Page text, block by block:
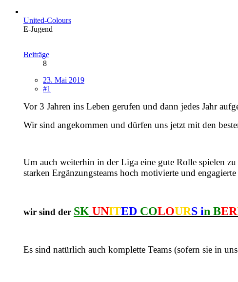
United-Colours
E-Jugend
Beiträge
8
23. Mai 2019
#1
Vor 3 Jahren ins Leben gerufen und dann jedes Jahr
Wir sind angekommen und dürfen uns jetzt mit den
Um auch weiterhin in der Liga eine gute Rolle spielen
starken Ergänzungsteams hoch motivierte und
wir sind der SK UNITED COLOURS in BER
Es sind natürlich auch komplette Teams (sofern sie in